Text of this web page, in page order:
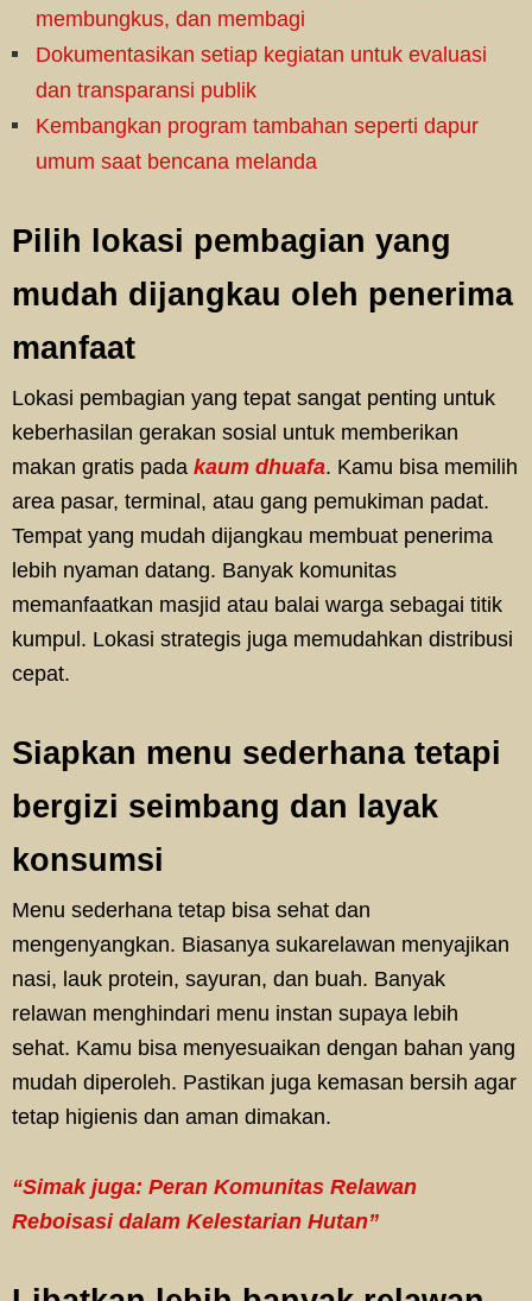
membungkus, dan membagi
Dokumentasikan setiap kegiatan untuk evaluasi
dan transparansi publik
Kembangkan program tambahan seperti dapur
umum saat bencana melanda
Pilih lokasi pembagian yang
mudah dijangkau oleh penerima
manfaat
Lokasi pembagian yang tepat sangat penting untuk
keberhasilan gerakan sosial untuk memberikan
makan gratis pada kaum dhuafa. Kamu bisa memilih
area pasar, terminal, atau gang pemukiman padat.
Tempat yang mudah dijangkau membuat penerima
lebih nyaman datang. Banyak komunitas
memanfaatkan masjid atau balai warga sebagai titik
kumpul. Lokasi strategis juga memudahkan distribusi
cepat.
Siapkan menu sederhana tetapi
bergizi seimbang dan layak
konsumsi
Menu sederhana tetap bisa sehat dan
mengenyangkan. Biasanya sukarelawan menyajikan
nasi, lauk protein, sayuran, dan buah. Banyak
relawan menghindari menu instan supaya lebih
sehat. Kamu bisa menyesuaikan dengan bahan yang
mudah diperoleh. Pastikan juga kemasan bersih agar
tetap higienis dan aman dimakan.
“Simak juga: Peran Komunitas Relawan
Reboisasi dalam Kelestarian Hutan”